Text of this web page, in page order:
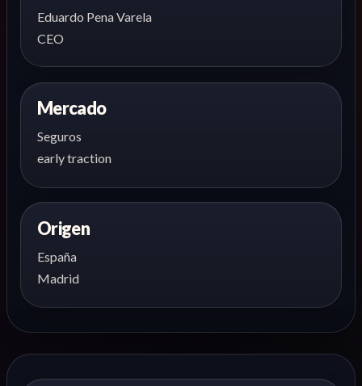
Eduardo Pena Varela
CEO
Mercado
Seguros
early traction
Origen
España
Madrid